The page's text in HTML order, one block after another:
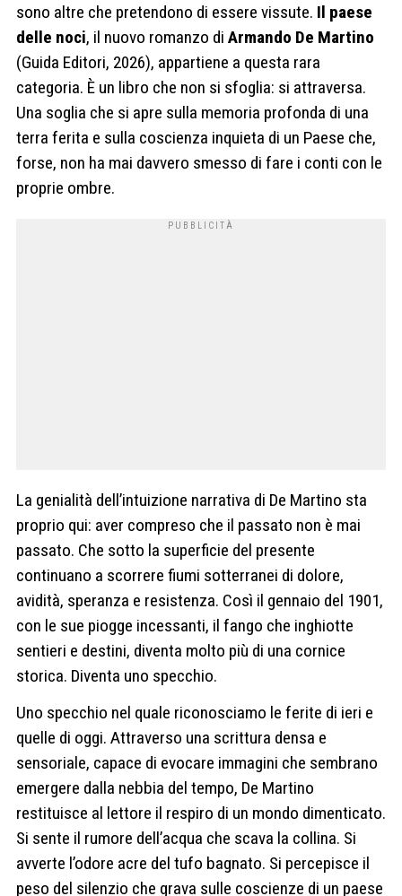
sono altre che pretendono di essere vissute. Il paese
delle noci, il nuovo romanzo di Armando De Martino
(Guida Editori, 2026), appartiene a questa rara
categoria. È un libro che non si sfoglia: si attraversa.
Una soglia che si apre sulla memoria profonda di una
terra ferita e sulla coscienza inquieta di un Paese che,
forse, non ha mai davvero smesso di fare i conti con le
proprie ombre.
La genialità dell’intuizione narrativa di De Martino sta
proprio qui: aver compreso che il passato non è mai
passato. Che sotto la superficie del presente
continuano a scorrere fiumi sotterranei di dolore,
avidità, speranza e resistenza. Così il gennaio del 1901,
con le sue piogge incessanti, il fango che inghiotte
sentieri e destini, diventa molto più di una cornice
storica. Diventa uno specchio.
Uno specchio nel quale riconosciamo le ferite di ieri e
quelle di oggi. Attraverso una scrittura densa e
sensoriale, capace di evocare immagini che sembrano
emergere dalla nebbia del tempo, De Martino
restituisce al lettore il respiro di un mondo dimenticato.
Si sente il rumore dell’acqua che scava la collina. Si
avverte l’odore acre del tufo bagnato. Si percepisce il
peso del silenzio che grava sulle coscienze di un paese